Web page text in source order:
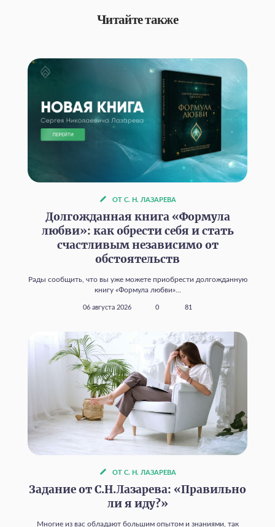
Читайте также
ОТ С. Н. ЛАЗАРЕВА
Долгожданная книга «Формула
любви»: как обрести себя и стать
счастливым независимо от
обстоятельств
Рады сообщить, что вы уже можете приобрести долгожданную
книгу «Формула любви»...
06 августа 2026 0 81
ОТ С. Н. ЛАЗАРЕВА
Задание от С.Н.Лазарева: «Правильно
ли я иду?»
Многие из вас обладают большим опытом и знаниями, так